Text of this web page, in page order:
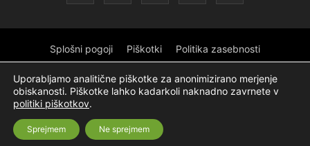
Splošni pogoji Piškotki Politika zasebnosti
Oglaševanje Partnerji Sofinanciranje Logotip
O podjetju
© Nevtron & Company, d. o. o.
Uporabljamo analitične piškotke za anonimizirano merjenje
obiskanosti. Piškotke lahko kadarkoli naknadno zavrnete v
politiki piškotkov.
Sprejmem Ne sprejmem